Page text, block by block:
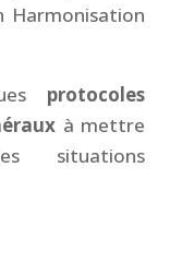
Harmonisation
protocoles
à mettre
situations